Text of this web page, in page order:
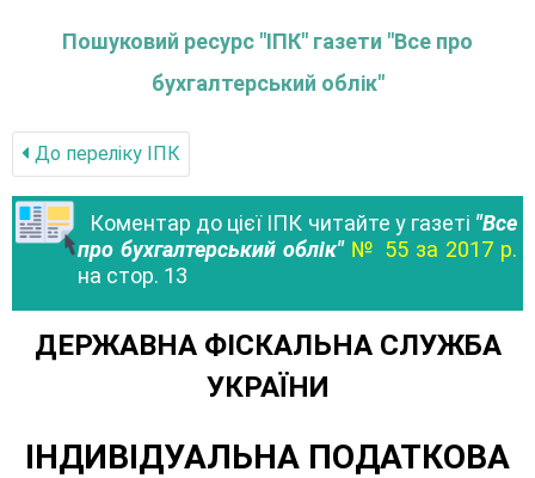
Пошуковий ресурс "ІПК" газети "Все про
бухгалтерський облік"
До переліку IПК
Коментар до цієї ІПК читайте у газеті "Все
про бухгалтерський облік" № 55 за 2017 р.
на стор. 13
ДЕРЖАВНА ФІСКАЛЬНА СЛУЖБА
УКРАЇНИ
ІНДИВІДУАЛЬНА ПОДАТКОВА